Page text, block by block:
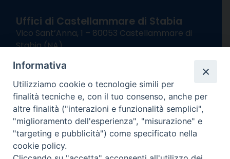
Uffici di Castellammare di Stabia
Vico Sant’Anna, 1 – 80053 Castellammare di
Stabia (NA)
Giorni ed Orari Apertura Uffici:
Lunedì e Mercoledì ore 09:00 – 13:00
Uffici Matrimoni:
Lunedì e Mercoledì ore 09:30 – 12:30
seguici su
Informativa
Utilizziamo cookie o tecnologie simili per
finalità tecniche e, con il tuo consenso, anche per
altre finalità ("interazioni e funzionalità semplici",
"miglioramento dell'esperienza", "misurazione" e
"targeting e pubblicità") come specificato nella
cookie policy.